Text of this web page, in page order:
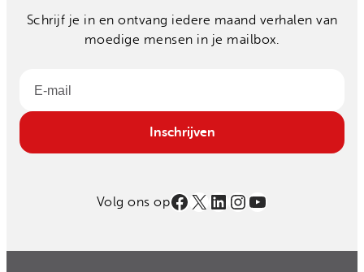
Schrijf je in en ontvang iedere maand verhalen van
moedige mensen in je mailbox.
Email
Inschrijven
Volg ons opFacebook
X LinkedIn
Instagram
YouTube